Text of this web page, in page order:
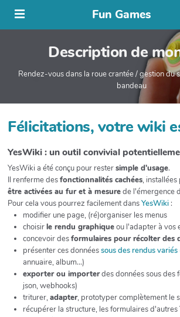
Fun Games
Description de
Rendez-vous dans la roue crantée / gestion du
bandeau
Félicitations, votre wiki
YesWiki : un outil convivial
YesWiki a été conçu pour restersimple d'usage.
Il renferme desfonctionnalités cachées,
être activées au fur et à mesurede l'émergence
Pour cela vous pourrez facilement dansYesWiki :
modifier une page, (ré)organiser les menus
choisirle rendu graphiqueou l'adapter à vos
concevoir desformulaires pour récolter des
présenter ces donnéessous des rendus variés
annuaire, album...)
exporter ou importerdes données sous des
json, webhooks)
triturer, adapter, prototyper complètement le
récupérer la structure, les formulaires